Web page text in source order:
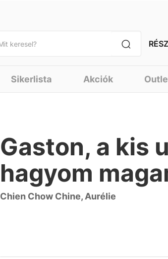
Sikerlista Akciók
Gaston, a kis
hagyom
Chien Chow Chine, Aurélie